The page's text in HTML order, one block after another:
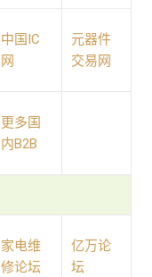
中国IC
网
元器件
交易网
更多国
内B2B
家电维
修论坛
亿万论
坛